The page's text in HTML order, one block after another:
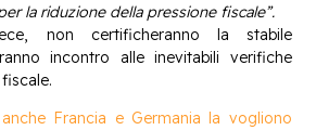
la riduzione della pressione fiscale”.
non certificheranno la stabile
incontro alle inevitabili verifiche
Francia e Germania la vogliono